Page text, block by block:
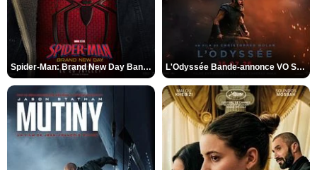
Spider-Man: Brand New Day Bande-annonce VO STFR L'Odyssée Bande-annonce VO STFR